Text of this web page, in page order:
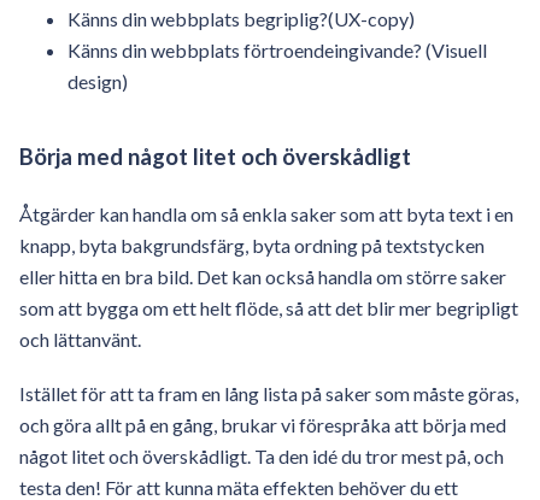
Känns din webbplats begriplig?(UX-copy)
Känns din webbplats förtroendeingivande? (Visuell
design)
Börja med något litet och överskådligt
Åtgärder kan handla om så enkla saker som att byta text i en
knapp, byta bakgrundsfärg, byta ordning på textstycken
eller hitta en bra bild. Det kan också handla om större saker
som att bygga om ett helt flöde, så att det blir mer begripligt
och lättanvänt.
Istället för att ta fram en lång lista på saker som måste göras,
och göra allt på en gång, brukar vi förespråka att börja med
något litet och överskådligt. Ta den idé du tror mest på, och
testa den! För att kunna mäta effekten behöver du ett